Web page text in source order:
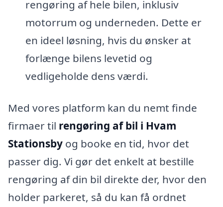
rengøring af hele bilen, inklusiv
motorrum og underneden. Dette er
en ideel løsning, hvis du ønsker at
forlænge bilens levetid og
vedligeholde dens værdi.
Med vores platform kan du nemt finde
firmaer til rengøring af bil i Hvam
Stationsby og booke en tid, hvor det
passer dig. Vi gør det enkelt at bestille
rengøring af din bil direkte der, hvor den
holder parkeret, så du kan få ordnet